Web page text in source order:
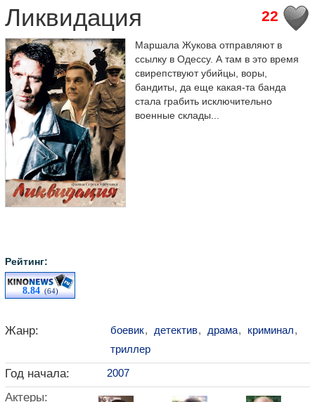
22
Ликвидация
Рейтинг:
8.84(64)
Маршала Жукова отправляют в
ссылку в Одессу. А там в это время
свирепствуют убийцы, воры,
бандиты, да еще какая-та банда
стала грабить исключительно
военные склады...
Жанр: боевик, детектив, драма, криминал,
триллер
Год начала: 2007
Актеры: